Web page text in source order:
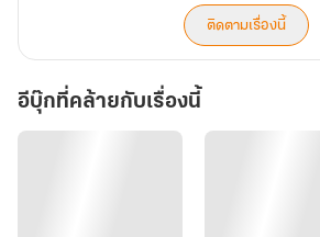
ติดตามเรื่องนี้
อีบุ๊กที่คล้ายกับเรื่องนี้